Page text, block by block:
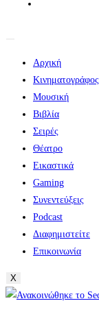
Αρχική
Κινηματογράφος
Μουσική
Βιβλία
Σειρές
Θέατρο
Εικαστικά
Gaming
Συνεντεύξεις
Podcast
Διαφημιστείτε
Επικοινωνία
X